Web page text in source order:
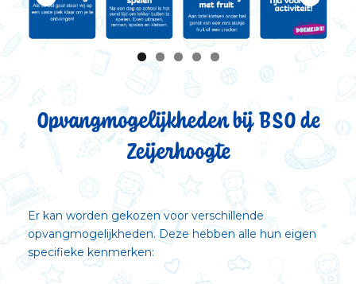
Opvangmogelijkheden bij BSO de
Zeijerhoogte
Er kan worden gekozen voor verschillende
opvangmogelijkheden. Deze hebben alle hun eigen
specifieke kenmerken: